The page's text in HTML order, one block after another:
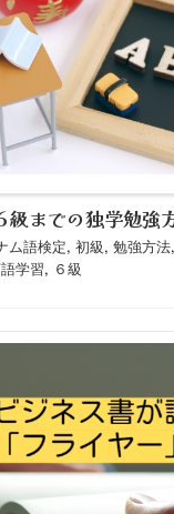
級までの独学勉強
ム語検定, 初級, 勉強方法,
学習, ６級